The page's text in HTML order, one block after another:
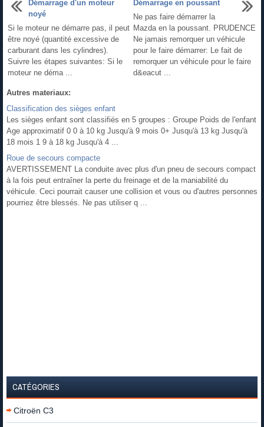
Démarrage d'un moteur
noyé
Si le moteur ne démarre pas, il peut
être noyé (quantité excessive de
carburant dans les cylindres).
Suivre les étapes suivantes: Si le
moteur ne déma ...
Démarrage en poussant
Ne pas faire démarrer la
Mazda en la poussant. PRUDENCE
Ne jamais remorquer un véhicule
pour le faire démarrer: Le fait de
remorquer un véhicule pour le faire
d&eacut ...
Autres materiaux:
Classification des sièges enfant
Les sièges enfant sont classifiés en 5 groupes : Groupe Poids de l'enfant
Age approximatif 0 0 à 10 kg Jusqu'à 9 mois 0+ Jusqu'à 13 kg Jusqu'à
18 mois 1 9 à 18 kg Jusqu'à 4 ...
Roue de secours compacte
AVERTISSEMENT La conduite avec plus d'un pneu de secours compact
à la fois peut entraîner la perte du freinage et de la maniabilité du
véhicule. Ceci pourrait causer une collision et vous ou d'autres personnes
pourriez être blessés. Ne pas utiliser q ...
CATÉGORIES
Citroën C3